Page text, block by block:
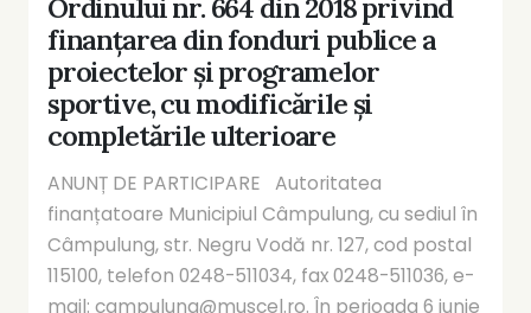
Ordinului nr. 664 din 2018 privind
finanțarea din fonduri publice a
proiectelor și programelor
sportive, cu modificările și
completările ulterioare
ANUNȚ DE PARTICIPARE Autoritatea
finanțatoare Municipiul Câmpulung, cu sediul în
Câmpulung, str. Negru Vodă nr. 127, cod postal
115100, telefon 0248-511034, fax 0248-511036, e-
mail: campulung@muscel.ro. În perioada 6 iunie